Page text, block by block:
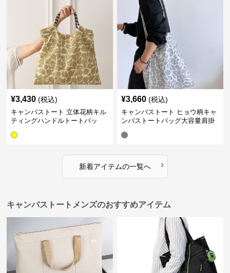
¥3,430 (税込)
キャンバストート 立体花柄キル
ティングハンドルトートバッ
¥3,660 (税込)
キャンバストート ヒョウ柄キャ
ンバストートバッグ大容量肩掛
新着アイテムの一覧へ ›
キャンバストートメンズのおすすめアイテム